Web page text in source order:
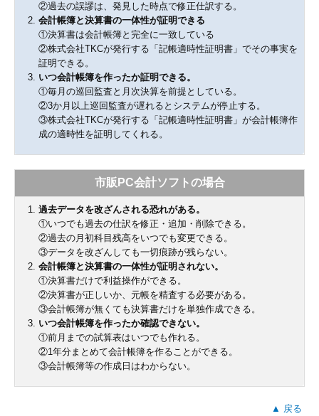
②過去の誤謬は、発見した時点で修正仕訳する。
会計帳簿と決算書の一体性が証明できる
①決算書は会計帳簿と完全に一致している
②株式会社TKCが発行する「記帳適時性証明書」でその事実を
証明できる。
いつ会計帳簿を作ったか証明できる。
①毎月の巡回監査と月次決算を前提としている。
②3か月以上巡回監査が遅れるとシステムが停止する。
③株式会社TKCが発行する「記帳適時性証明書」が会計帳簿作
成の適時性を証明してくれる。
市販PC会計ソフトの場合
過去データを改ざんされる恐れがある。
①いつでも過去の仕訳を修正・追加・削除できる。
②過去の月初科目残高をいつでも変更できる。
③データを改ざんしても一切痕跡が残らない。
会計帳簿と決算書の一体性が証明されない。
①決算書だけで利益操作ができる。
②決算書が正しいか、元帳を精査する必要がある。
③会計帳簿が無くても決算書だけを単独作成できる。
いつ会計帳簿を作ったか確認できない。
①前月までの試算表はいつでも作れる。
②1年分まとめて会計帳簿を作ることができる。
③会計帳簿等の作成日はわからない。
▲ 戻る